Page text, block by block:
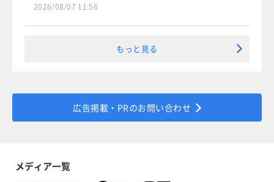
2026/08/07 11:56
もっと見る
広告掲載・PRのお問い合わせ
メディア一覧